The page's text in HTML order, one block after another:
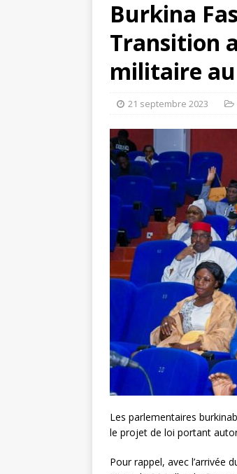
Burkina
Transition
militaire
21 septembre 2023
Les parlementaires
le projet de loi portant
Pour rappel, avec l’arrivée